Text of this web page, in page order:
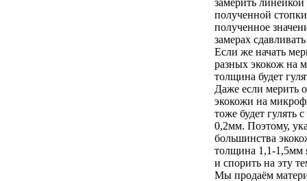
полученной
полученное
замерах
Если же начать
разных экокож на
толщина будет
Даже если мерить
экокожи на
тоже будет гулять
0,2мм. Поэтому,
большинства
толщина 1,1-1,5мм
и спорить на эту
Мы продаём